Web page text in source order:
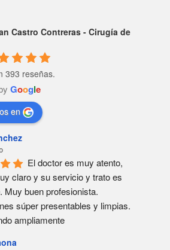
Castro Contreras - Cirugía de
393 reseñas.
Google
en
El doctor es muy atento,
claro y su servicio y trato es
Muy buen profesionista.
súper presentables y limpias.
ampliamente